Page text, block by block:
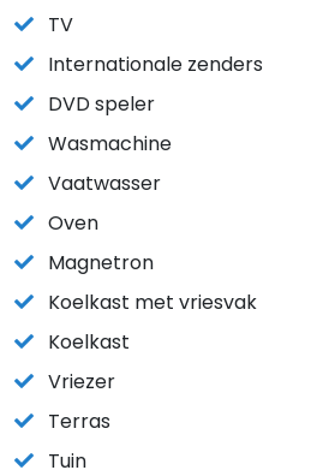
TV
Internationale zenders
DVD speler
Wasmachine
Vaatwasser
Oven
Magnetron
Koelkast met vriesvak
Koelkast
Vriezer
Terras
Tuin